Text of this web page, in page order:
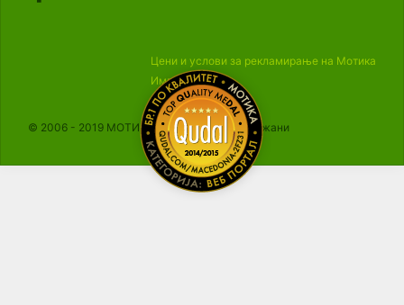
Цени и услови за рекламирање на Мотика
Импресум
© 2006 - 2019 МОТИКА, Сите права се задржани